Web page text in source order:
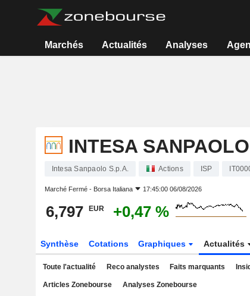
Marchés Actualités Analyses
INTESA
Intesa Sanpaolo S.p.A. Actions ISP
Marché Fermé - Borsa Italiana 17:45:00 06/08/2026
6,797 EUR +0,47 %
Synthèse Cotations Graphiques Actualités
Toute l'actualité Reco analystes Faits marquants
Articles Zonebourse Analyses Zonebourse